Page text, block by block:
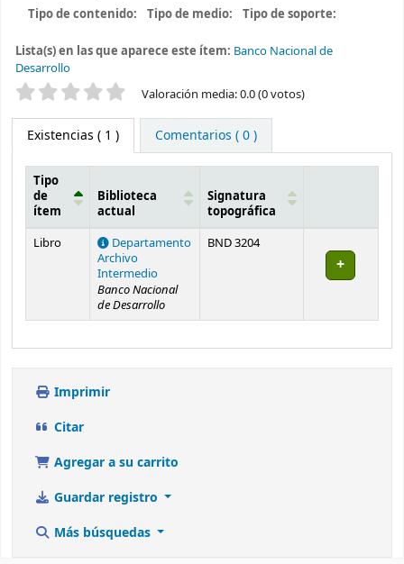
Tipo de contenido:
Tipo de medio: Tipo de soporte:
Lista(s) en las que aparece este ítem: Banco Nacional de
Desarrollo
Valoración Valoración media: 0.0 (0 votos)
Existencias ( 1 ) Comentarios ( 0 )
Existencias
Tipo
de
ítem
Biblioteca
actual
Signatura
topográfica
Libro
Departamento
Archivo
Intermedio
Banco Nacional
de Desarrollo
BND 3204
Imprimir
Citar
Agregar a su carrito
Guardar registro
Más búsquedas